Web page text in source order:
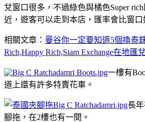
兌窗口很多，不過綠色與橘色Super
近，遊客可以走到本店，匯率會比窗口
相關文章： 曼谷你一定要知道5個換泰
Rich,Happy Rich,Siam Exchange在地匯
一樓有
道上還有許多特賣花車。
長
腳拖，在2樓也有一間。